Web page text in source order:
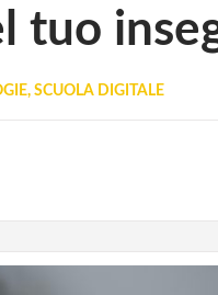
tuo
SCUOLA DIGITALE